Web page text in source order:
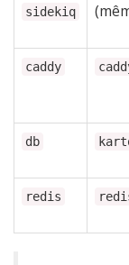
sidekiq
caddy
db
redis